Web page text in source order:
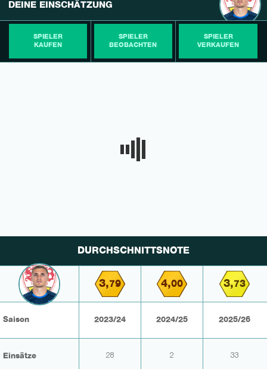
DEINE EINSCHÄTZUNG
SPIELER
KAUFEN
SPIELER
BEOBACHTEN
SPIELER
VERKAUFEN
DURCHSCHNITTSNOTE
3,79 4,00 3,73
Saison 2023/24 2024/25 2025/26
Einsätze 28 2 33